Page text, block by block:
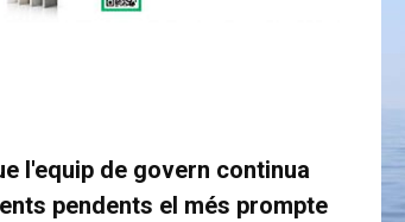
l'equip de govern continua
pendents el més prompte